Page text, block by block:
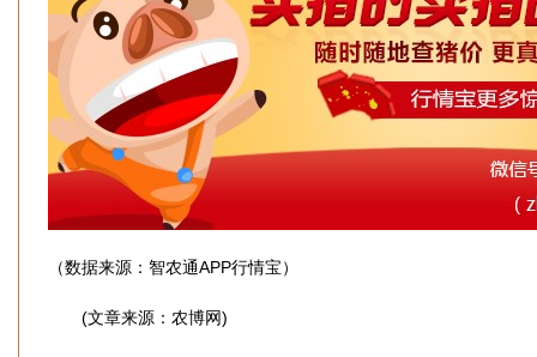
（数据来源：智农通APP行情宝）
(文章来源：农博网)